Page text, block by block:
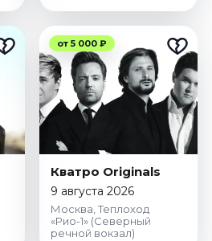
от 5 000 ₽
Кватро Originals
9 августа 2026
Москва, Теплоход
«Рио-1» (Северный
речной вокзал)